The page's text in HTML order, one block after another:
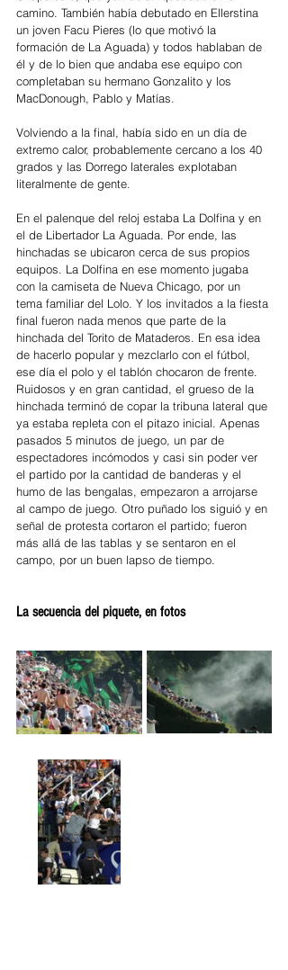
camino. También había debutado en Ellerstina
un joven Facu Pieres (lo que motivó la
formación de La Aguada) y todos hablaban de
él y de lo bien que andaba ese equipo con
completaban su hermano Gonzalito y los
MacDonough, Pablo y Matías.
Volviendo a la final, había sido en un día de
extremo calor, probablemente cercano a los 40
grados y las Dorrego laterales explotaban
literalmente de gente.
En el palenque del reloj estaba La Dolfina y en
el de Libertador La Aguada. Por ende, las
hinchadas se ubicaron cerca de sus propios
equipos. La Dolfina en ese momento jugaba
con la camiseta de Nueva Chicago, por un
tema familiar del Lolo. Y los invitados a la fiesta
final fueron nada menos que parte de la
hinchada del Torito de Mataderos. En esa idea
de hacerlo popular y mezclarlo con el fútbol,
ese día el polo y el tablón chocaron de frente.
Ruidosos y en gran cantidad, el grueso de la
hinchada terminó de copar la tribuna lateral que
ya estaba repleta con el pitazo inicial. Apenas
pasados 5 minutos de juego, un par de
espectadores incómodos y casi sin poder ver
el partido por la cantidad de banderas y el
humo de las bengalas, empezaron a arrojarse
al campo de juego. Otro puñado los siguió y en
señal de protesta cortaron el partido; fueron
más allá de las tablas y se sentaron en el
campo, por un buen lapso de tiempo.
La secuencia del piquete, en fotos